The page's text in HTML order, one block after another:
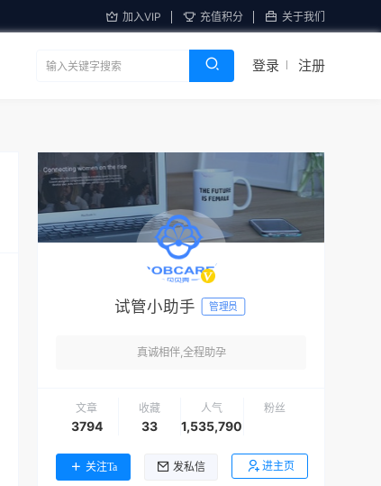
加入VIP 充值积分 关于我们
登录 注册
试管小助手 管理员
真诚相伴,全程助孕
文章
3794
收藏
33
人气
1,535,790
粉丝
关注Ta 发私信 进主页